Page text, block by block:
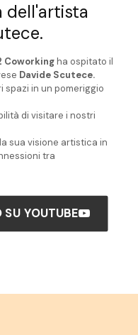
dell'artista
Coworkingha ospitato il
Davide Scutece.
spazi in un pomeriggio
di visitare i nostri
sua visione artistica in
tra
YOUTUBE